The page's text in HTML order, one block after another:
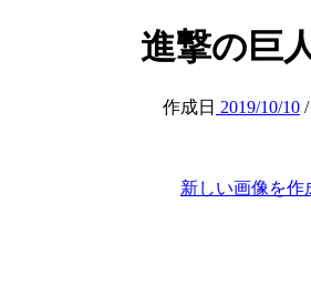
進撃の巨
作成日 2019/10/10
新しい画像を作